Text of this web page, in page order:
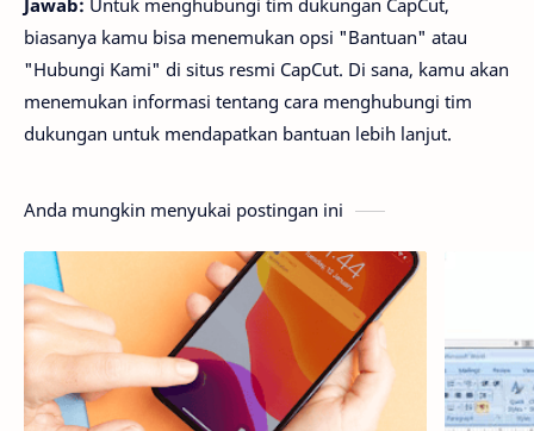
biasanya kamu bisa menemukan opsi "Bantuan" atau
"Hubungi Kami" di situs resmi CapCut. Di sana, kamu akan
menemukan informasi tentang cara menghubungi tim
dukungan untuk mendapatkan bantuan lebih lanjut.
Anda mungkin menyukai postingan ini